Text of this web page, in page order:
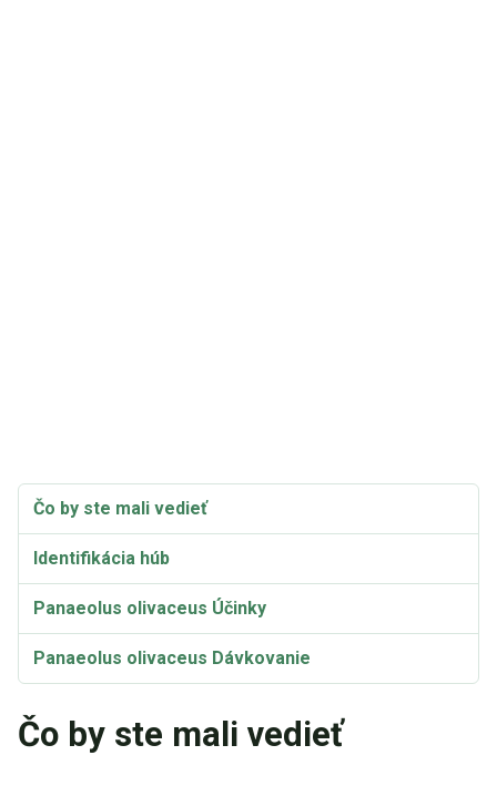
Čo by ste mali vedieť
Identifikácia húb
Panaeolus olivaceus Účinky
Panaeolus olivaceus Dávkovanie
Čo by ste mali vedieť